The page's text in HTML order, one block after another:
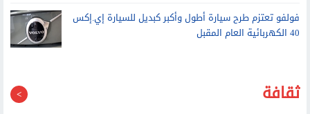
40 الكهربائية العام المقبل